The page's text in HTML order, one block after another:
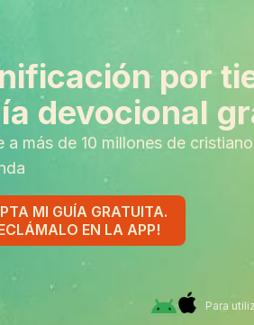
por
devocional
a más de 10 millones de
MI GUÍA GRATUITA.
EN LA APP!
Para